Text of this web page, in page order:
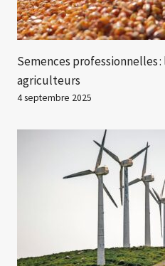
Semences professionnelles
agriculteurs
4 septembre 2025